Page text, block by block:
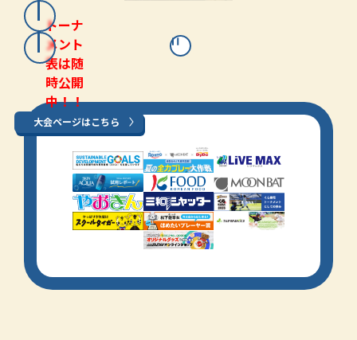
トーナ
メント
表は随
時公開
中！！
大会ページはこちら